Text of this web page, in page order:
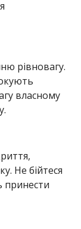
рівновагу.
власному
Не бійтеся
принести